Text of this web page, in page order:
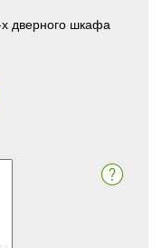
дверного шкафа